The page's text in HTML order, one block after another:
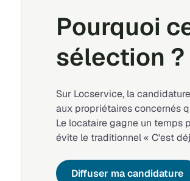
Pourquoi
sélection ?
Sur Locservice, la
aux propriétaires concernés
Le locataire gagne un temps
évite le traditionnel « C'est
Diffuser ma candidature